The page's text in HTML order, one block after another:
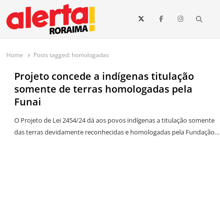
conteúdo
O maior portal de notícias de Roraima
O Alerta Roraima é seu portal de notícias completo sobre política,
e todo o estado de Roraima. Fique sempre informado com
Home Posts tagged: homologadas
Projeto concede a indígenas titulação
somente de terras homologadas pela
Funai
O Projeto de Lei 2454/24 dá aos povos indígenas a titulação somente
das terras devidamente reconhecidas e homologadas pela Fundação…